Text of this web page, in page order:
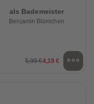
als Bademeister
Benjamin Blümchen
5,99 €4,19 €